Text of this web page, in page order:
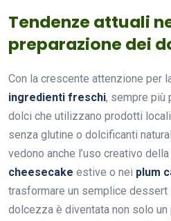
Tendenze attuali
preparazione dei
Con la crescente attenzione per
ingredienti freschi, sempre più
dolci che utilizzano prodotti
senza glutine o dolcificanti
vedono anche l’uso creativo
cheesecake estive o nei plum
trasformare un semplice dessert
dolcezza è diventata non solo